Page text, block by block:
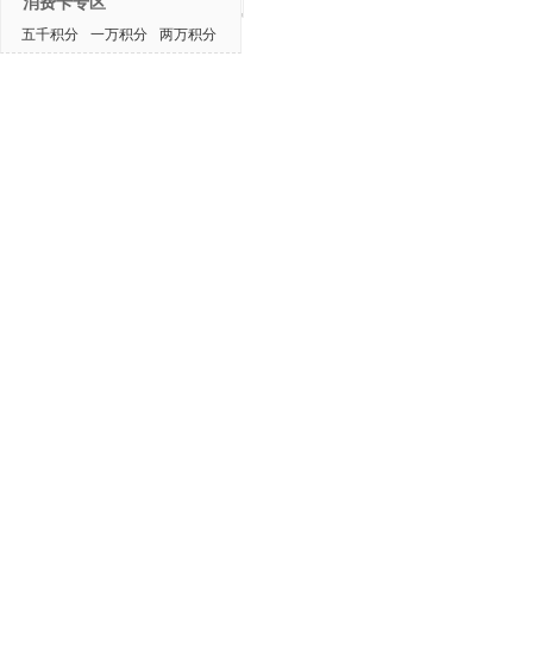
五千积分 一万积分 两万积分